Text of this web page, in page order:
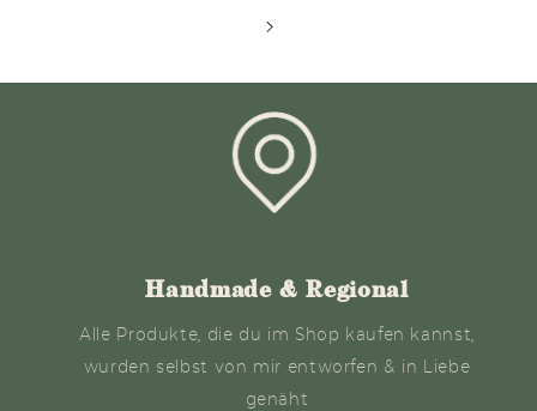
Handmade & Regional
Alle Produkte, die du im Shop kaufen kannst,
wurden selbst von mir entworfen & in Liebe
genäht